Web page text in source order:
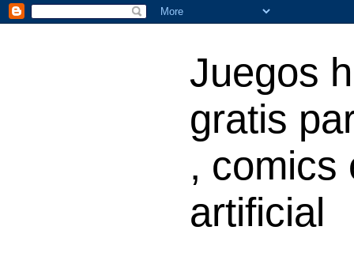
Juegos
gratis
, comics
artificial